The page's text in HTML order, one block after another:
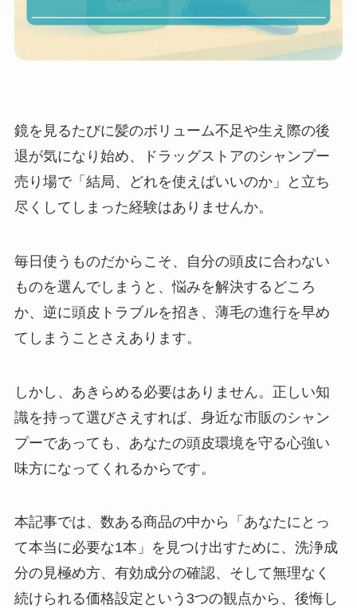
鏡を見るたびに髪のボリューム不足や生え際の後
退が気になり始め、ドラッグストアのシャンプー
売り場で「結局、どれを使えばいいのか」と立ち
尽くしてしまった経験はありませんか。
毎日使うものだからこそ、自分の頭皮に合わない
ものを選んでしまうと、悩みを解決するどころ
か、逆に頭皮トラブルを招き、薄毛の進行を早め
てしまうことさえあります。
しかし、あきらめる必要はありません。正しい知
識を持って選びさえすれば、身近な市販のシャン
プーであっても、あなたの頭皮環境を守る心強い
味方になってくれるからです。
本記事では、数ある商品の中から「あなたにとっ
て本当に必要な1本」を見つけ出すために、洗浄成
分の見極め方、有効成分の確認、そして無理なく
続けられる価格設定という3つの観点から、後悔し